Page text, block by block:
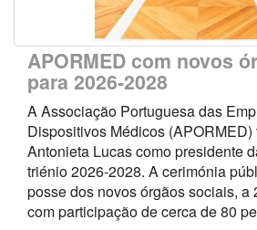
APORMED com novos
para 2026-2028
A Associação Portuguesa das
Dispositivos Médicos
Antonieta Lucas como presidente
triénio 2026-2028. A cerimónia
posse dos novos órgãos sociais, a
com participação de cerca de 80